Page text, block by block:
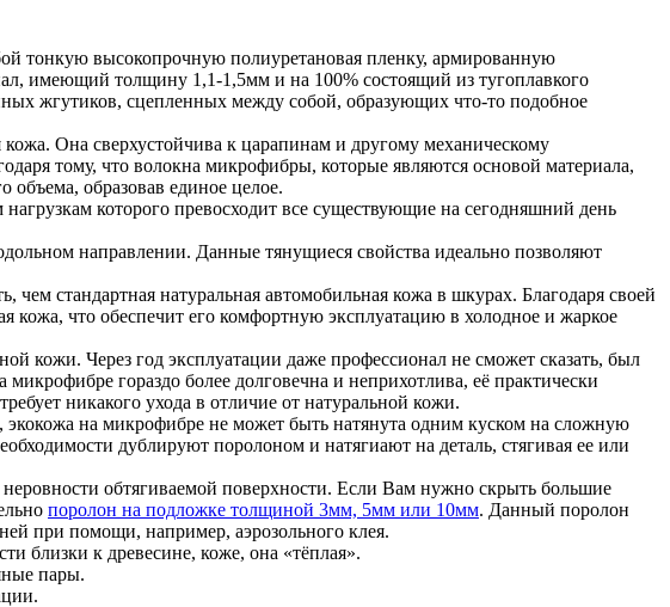
тонкую высокопрочную полиуретановая пленку, армированную
имеющий толщину 1,1-1,5мм и на 100% состоящий из тугоплавкого
жгутиков, сцепленных между собой, образующих что-то подобное
Она сверхустойчива к царапинам и другому механическому
тому, что волокна микрофибры, которые являются основой материала,
объема, образовав единое целое.
которого превосходит все существующие на сегодняшний день
направлении. Данные тянущиеся свойства идеально позволяют
стандартная натуральная автомобильная кожа в шкурах. Благодаря своей
кожа, что обеспечит его комфортную эксплуатацию в холодное и жаркое
кожи. Через год эксплуатации даже профессионал не сможет сказать, был
гораздо более долговечна и неприхотлива, её практически
никакого ухода в отличие от натуральной кожи.
, экокожа на микрофибре не может быть натянута одним куском на сложную
дублируют поролоном и натягиают на деталь, стягивая ее или
обтягиваемой поверхности. Если Вам нужно скрыть большие
поролон на подложке толщиной 3мм, 5мм или 10мм. Данный поролон
при помощи, например, аэрозольного клея.
близки к древесине, коже, она «тёплая».
пары.